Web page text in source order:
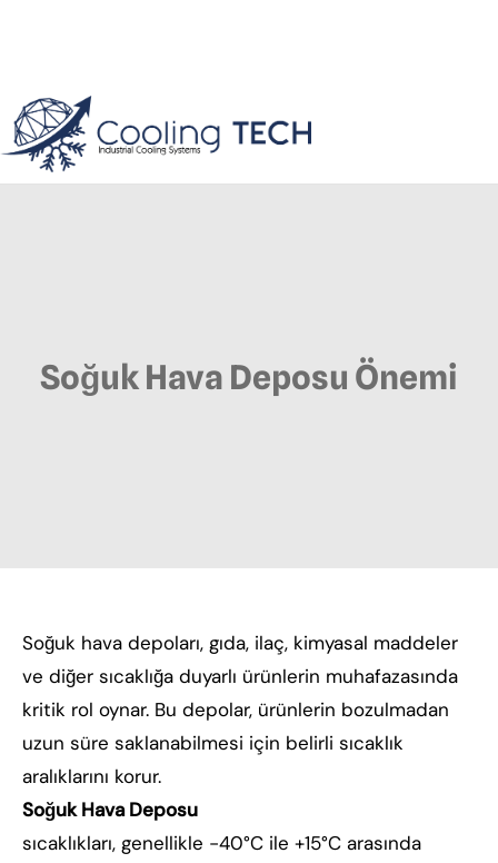
Soğuk Hava Deposu Önemi
Soğuk hava depoları, gıda, ilaç, kimyasal maddeler
ve diğer sıcaklığa duyarlı ürünlerin muhafazasında
kritik rol oynar. Bu depolar, ürünlerin bozulmadan
uzun süre saklanabilmesi için belirli sıcaklık
aralıklarını korur.
Soğuk Hava Deposu
sıcaklıkları, genellikle -40°C ile +15°C arasında